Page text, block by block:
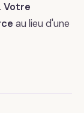
Votre
au lieu d'une